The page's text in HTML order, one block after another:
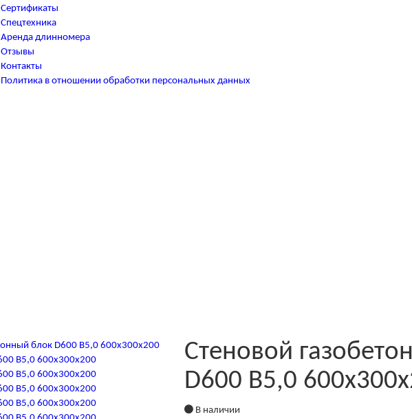
Сертификаты
Спецтехника
Аренда длинномера
Отзывы
Контакты
Политика в отношении обработки персональных данных
Стеновой
D600 B5,0
В наличии